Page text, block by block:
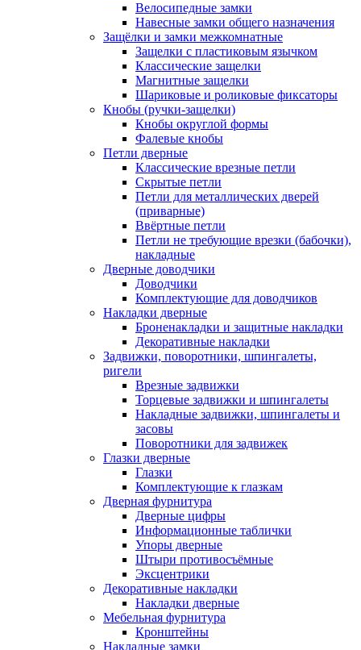
Велосипедные замки
Навесные замки общего назначения
Защёлки и замки межкомнатные
Защелки с пластиковым язычком
Классические защелки
Магнитные защелки
Шариковые и роликовые фиксаторы
Кнобы (ручки-защелки)
Кнобы округлой формы
Фалевые кнобы
Петли дверные
Классические врезные петли
Скрытые петли
Петли для металлических дверей
(приварные)
Ввёртные петли
Петли не требующие врезки (бабочки),
накладные
Дверные доводчики
Доводчики
Комплектующие для доводчиков
Накладки дверные
Броненакладки и защитные накладки
Декоративные накладки
Задвижки, поворотники, шпингалеты,
ригели
Врезные задвижки
Торцевые задвижки и шпингалеты
Накладные задвижки, шпингалеты и
засовы
Поворотники для задвижек
Глазки дверные
Глазки
Комплектующие к глазкам
Дверная фурнитура
Дверные цифры
Информационные таблички
Упоры дверные
Штыри противосъёмные
Эксцентрики
Декоративные накладки
Накладки дверные
Мебельная фурнитура
Кронштейны
Накладные замки